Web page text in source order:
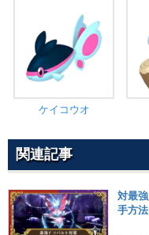
ケイコウオ
関連記事
対最
手方